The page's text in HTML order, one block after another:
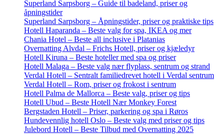
Superland Sarpsborg – Guide til badeland, priser og
åpningstider
Superland Sarpsborg – Åpningstider, priser og praktiske tips
Hotell Haparanda – Beste valg for spa, IKEA og mer
Chania Hotel – Beste all inclusive i Platanias
Overnatting Alvdal – Frichs Hotell, priser og kjæledyr
Hotell Kiruna – Beste hoteller med spa og priser
Hotell Malaga – Beste valg nær flyplass, sentrum og strand
Verdal Hotell – Sentralt familiedrevet hotell i Verdal sentrum
Verdal Hotell – Rom, priser og frokost i sentrum
Hotell Palma de Mallorca – Beste valg, priser og tips
Hotell Ubud – Beste Hotell Nær Monkey Forest
Bergstaden Hotell – Priser, parkering og spa i Røros
Hundevennlig hotell Oslo – Beste valg med priser og tips
Julebord Hotell – Beste Tilbud med Overnatting 2025